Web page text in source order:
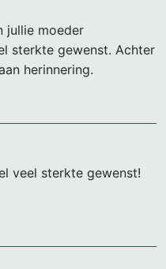
jullie moeder
sterkte gewenst. Achter
herinnering.
veel sterkte gewenst!